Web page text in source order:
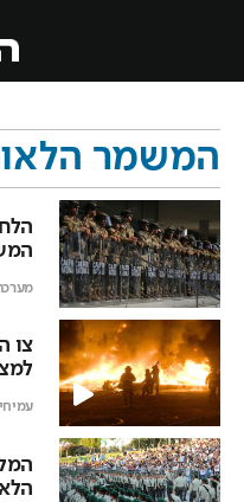
המשמר
צו